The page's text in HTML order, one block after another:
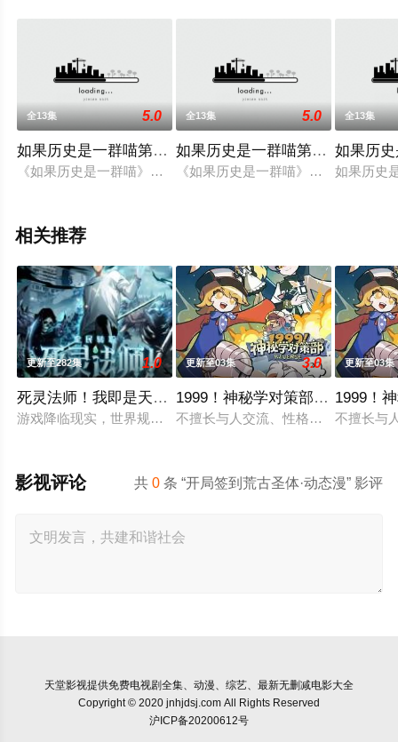
全13集 5.0
如果历史是一群喵第四季
《如果历史是一群喵》是一部以华夏历史为主线，依据二十四
全13集 5.0
如果历史是一群喵第五季
《如果历史是一群喵》是一部以华
全13集
如果历
如果历史
相关推荐
更新至282集 1.0
死灵法师！我即是天灾动态漫画
游戏降临现实，世界规则颠覆，人类进入全民转职时代。 唯有
更新至03集 3.0
1999！神秘学对策部英语
不擅长与人交流、性格腼腆的马库斯
更新至03集
1999！
不擅长与
共0 条 “开局签到荒古圣体·动态漫” 影评
影视评论
天堂影视提供免费电视剧全集、动漫、综艺、最新无删减电影大全
Copyright © 2020 jnhjdsj.com All Rights Reserved
沪ICP备20200612号